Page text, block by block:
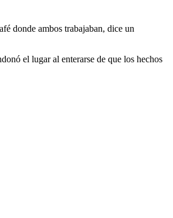
donde ambos trabajaban, dice un
el lugar al enterarse de que los hechos